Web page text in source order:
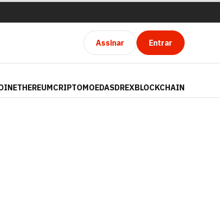
Assinar Entrar
ETHEREUMCRIPTOMOEDASDREXBLOCKCHAIN